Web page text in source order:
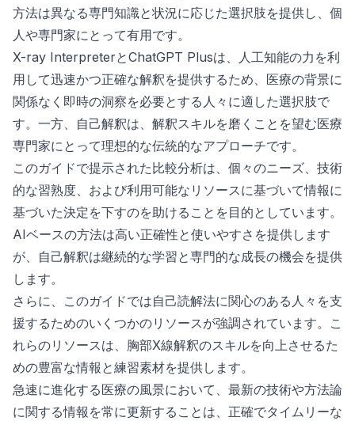
方法は異なる専門知識と状況に応じた選択肢を提供し、個
人や専門家にとって有用です。
X-ray InterpreterとChatGPT Plusは、人工知能の力を利
用して迅速かつ正確な解釈を提供するため、医療の背景に
関係なく即時の洞察を必要とする人々に適した選択肢で
す。一方、自己解釈は、解釈スキルを磨くことを望む医療
専門家にとって理想的な伝統的なアプローチです。
このガイドで提示された比較分析は、個々のニーズ、技術
的な習熟度、および利用可能なリソースに基づいて情報に
基づいた決定を下すのを助けることを目的としています。
AIベースの方法は高い正確性と使いやすさを提供します
が、自己解釈は継続的な学習と専門的な成長の機会を提供
します。
さらに、このガイドでは自己読解法に関心のある人々を支
援するためのいくつかのリソースが強調されています。こ
れらのリソースは、胸部X線解釈のスキルを向上させるた
めの豊富な情報と練習素材を提供します。
急速に進化する医療の風景において、最新の技術や方法論
に関する情報を常に更新することは、正確でタイムリーな